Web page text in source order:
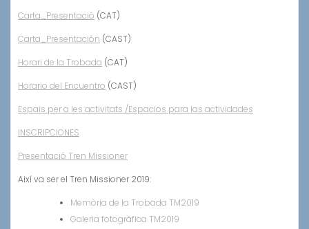
Carta_Presentació (CAT)
Carta_Presentación (CAST)
Horari de la Trobada (CAT)
Horario del Encuentro (CAST)
Espais per a les activitats /Espacios para las actividades
INSCRIPCIONES
Presentació Tren Missioner
Així va ser el Tren Missioner 2019:
Memòria de la Trobada TM2019
Galeria fotogràfica TM2019